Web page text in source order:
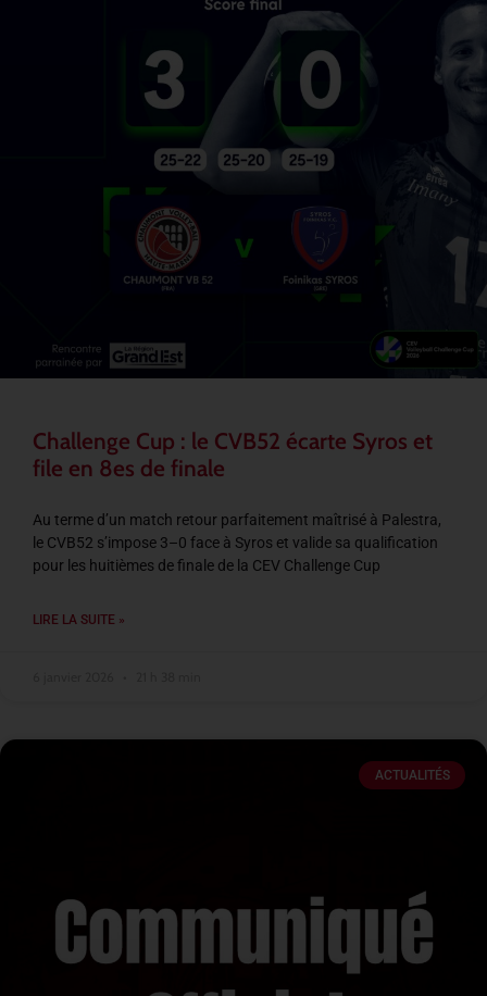
Challenge Cup : le CVB52 écarte Syros et
file en 8es de finale
Au terme d’un match retour parfaitement maîtrisé à Palestra,
le CVB52 s’impose 3–0 face à Syros et valide sa qualification
pour les huitièmes de finale de la CEV Challenge Cup
LIRE LA SUITE »
ACTUALITÉS